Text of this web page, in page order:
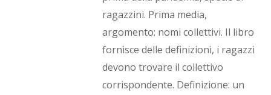
ragazzini. Prima media,
argomento: nomi collettivi. Il libro
fornisce delle definizioni, i ragazzi
devono trovare il collettivo
corrispondente. Definizione: un